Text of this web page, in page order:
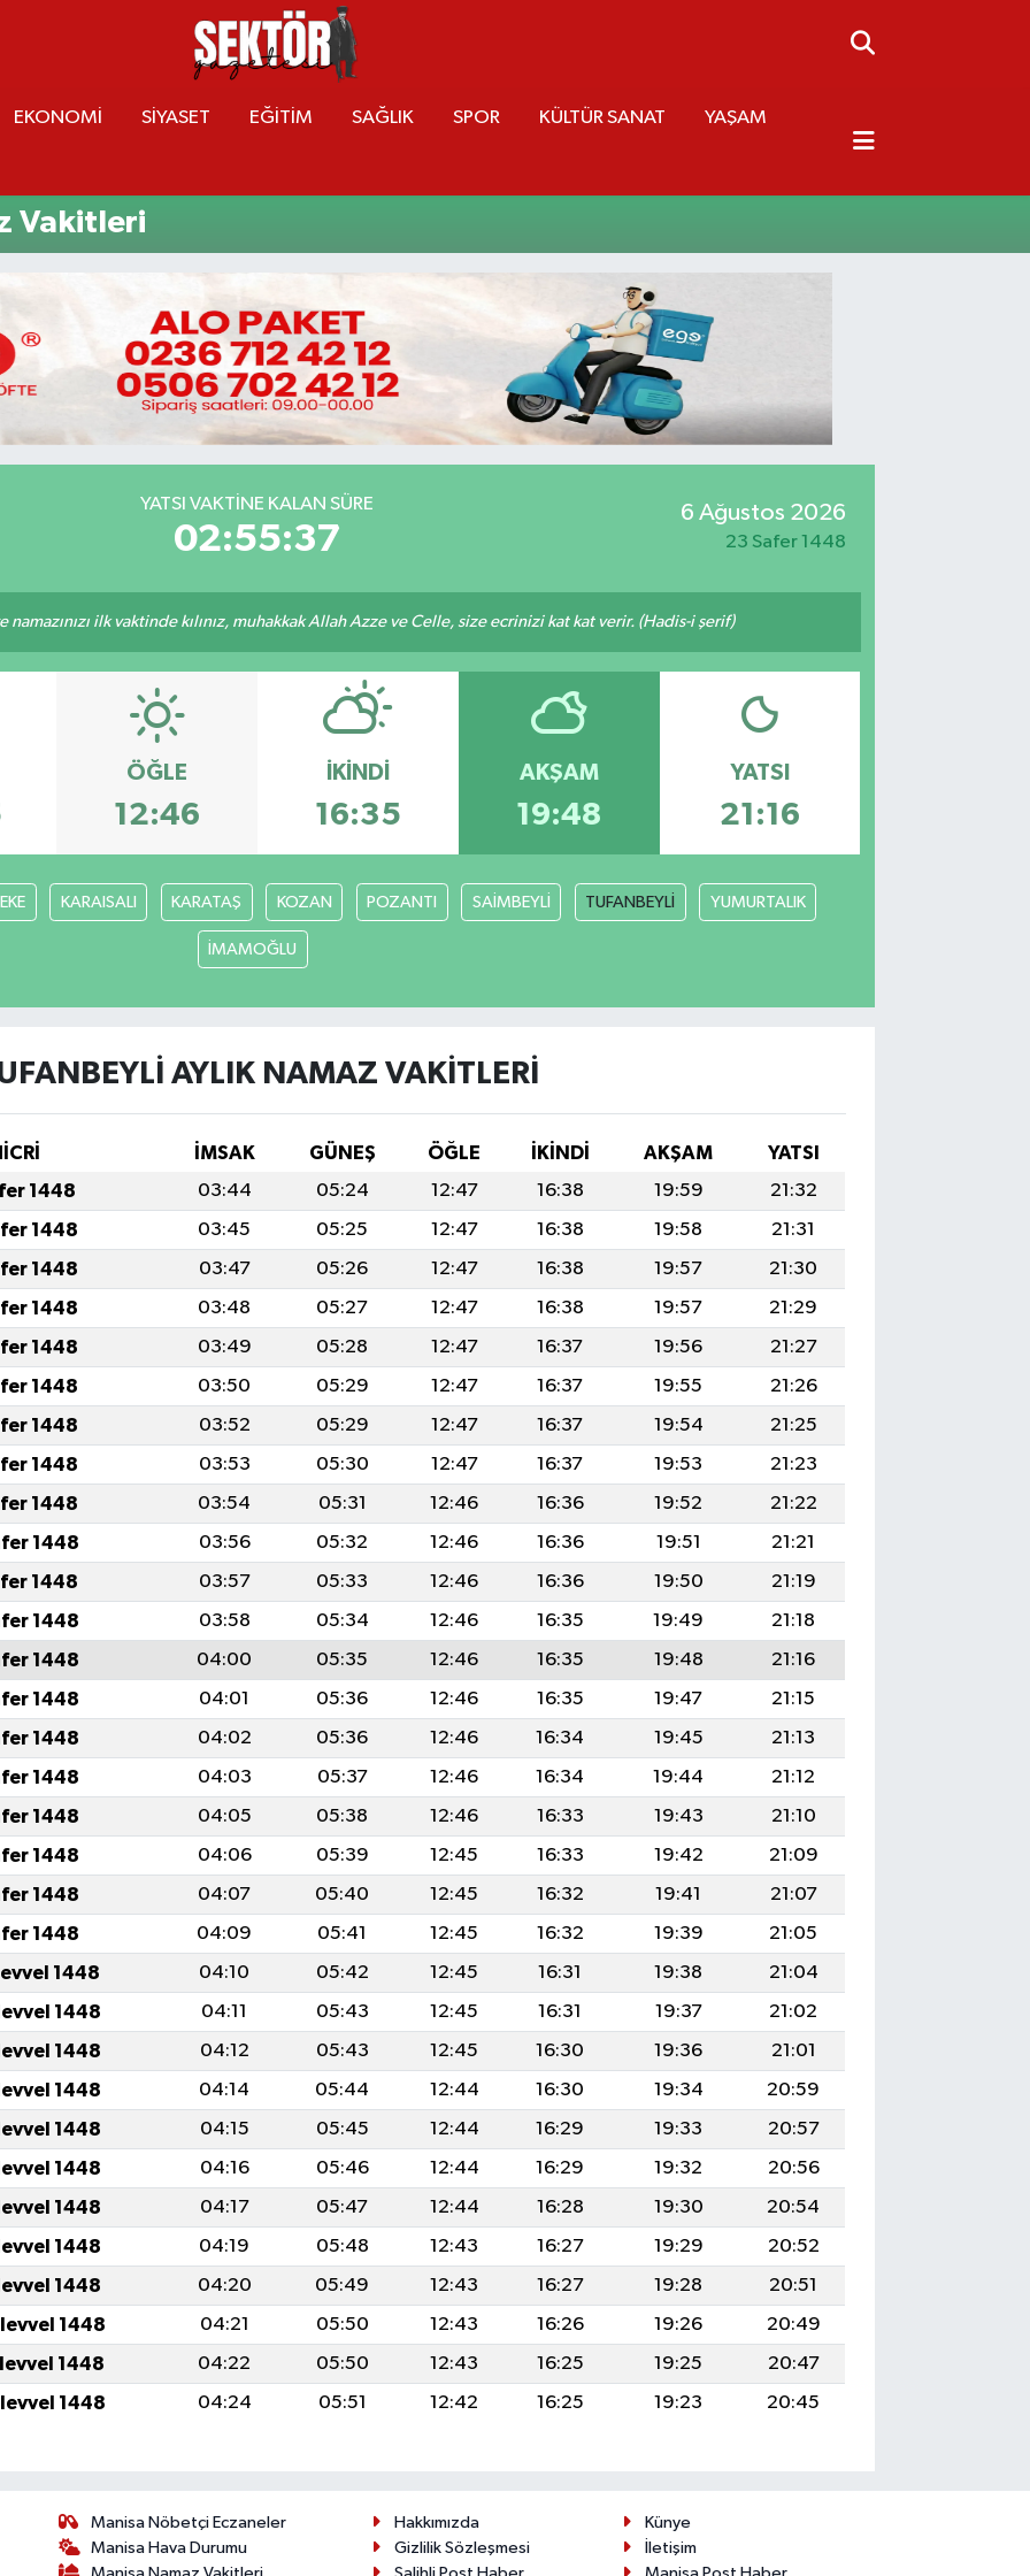
EKONOMİ SİYASET EĞİTİM SAĞLIK SPOR KÜLTÜR SANAT YAŞAM
Vakitleri
YATSI VAKTINE KALAN SÜRE
02:55:36
6 Ağustos 2026
23 Safer 1448
ilk vaktinde kılınız, muhakkak Allah Azze ve Celle, size ecrinizi kat kat verir. (Hadis-i şerif)
ÖĞLE
12:46
İKINDI
16:35
AKŞAM
19:48
YATSI
21:16
KARAISALI KARATAŞ KOZAN POZANTI SAİMBEYLİ TUFANBEYLİ YUMURTALIK
İMAMOĞLU
AYLIK NAMAZ VAKITLERI
İMSAK GÜNEŞ ÖĞLE İKINDI AKŞAM
YATSI
1448 03:44 05:24 12:47 16:38 19:59
21:32
1448 03:45 05:25 12:47 16:38 19:58
21:31
1448 03:47 05:26 12:47 16:38 19:57
21:30
1448 03:48 05:27 12:47 16:38 19:57
21:29
1448 03:49 05:28 12:47 16:37 19:56
21:27
1448 03:50 05:29 12:47 16:37 19:55
21:26
1448 03:52 05:29 12:47 16:37 19:54
21:25
1448 03:53 05:30 12:47 16:37 19:53
21:23
1448 03:54 05:31 12:46 16:36 19:52
21:22
1448 03:56 05:32 12:46 16:36 19:51
21:21
1448 03:57 05:33 12:46 16:36 19:50
21:19
1448 03:58 05:34 12:46 16:35 19:49
21:18
1448 04:00 05:35 12:46 16:35 19:48
21:16
1448 04:01 05:36 12:46 16:35 19:47
21:15
1448 04:02 05:36 12:46 16:34 19:45
21:13
1448 04:03 05:37 12:46 16:34 19:44
21:12
1448 04:05 05:38 12:46 16:33 19:43
21:10
1448 04:06 05:39 12:45 16:33 19:42
21:09
1448 04:07 05:40 12:45 16:32 19:41
21:07
1448 04:09 05:41 12:45 16:32 19:39
21:05
1448 04:10 05:42 12:45 16:31 19:38
21:04
1448 04:11 05:43 12:45 16:31 19:37
21:02
1448 04:12 05:43 12:45 16:30 19:36
21:01
1448 04:14 05:44 12:44 16:30 19:34
20:59
1448 04:15 05:45 12:44 16:29 19:33
20:57
1448 04:16 05:46 12:44 16:29 19:32
20:56
1448 04:17 05:47 12:44 16:28 19:30
20:54
1448 04:19 05:48 12:43 16:27 19:29
20:52
1448 04:20 05:49 12:43 16:27 19:28
20:51
1448 04:21 05:50 12:43 16:26 19:26
20:49
1448 04:22 05:50 12:43 16:25 19:25
20:47
1448 04:24 05:51 12:42 16:25 19:23 20:45
Manisa Nöbetçi Eczaneler
Manisa Hava Durumu
Hakkımızda
Künye
Gizlilik Sözleşmesi
İletişim